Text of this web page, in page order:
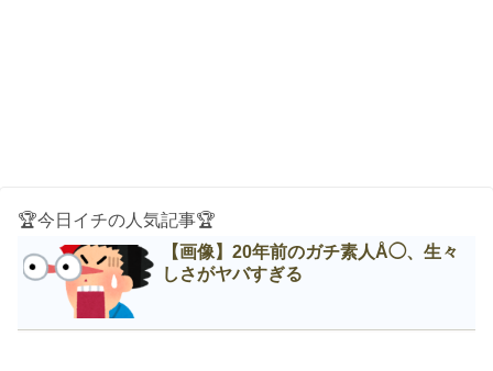
🏆今日イチの人気記事🏆
【画像】20年前のガチ素人Å◯、生々
しさがヤバすぎる